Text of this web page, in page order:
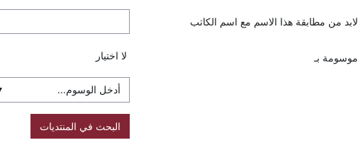
لابد من مطابقة هذا الاسم مع اسم الكاتب
موسومة بـ العناصرالمُختارة:
لا اختيار
البحث في المنتديات